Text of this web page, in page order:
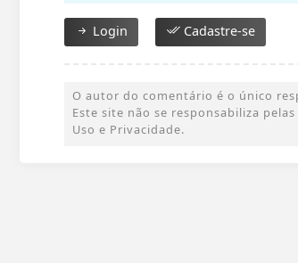
Login Cadastre-se
O autor do comentário é o único
Este site não se responsabiliza
Uso e Privacidade.